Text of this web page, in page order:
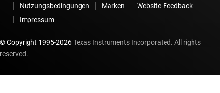
Nutzungsbedingungen
Marken
Website-Feedback
Impressum
© Copyright 1995-2026Texas Instruments Incorporated. All rights
reserved.